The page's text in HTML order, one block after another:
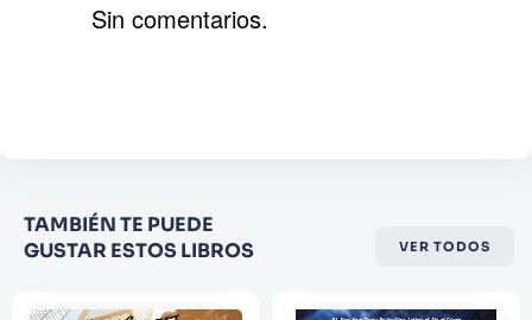
Califique el producto de 1 a 5
estrellas
Su nombre
Sin comentarios.
TAMBIÉN TE PUEDE
GUSTAR ESTOS LIBROS
VER TODOS